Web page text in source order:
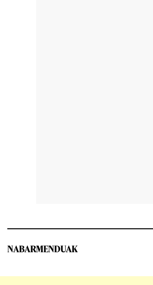
NABARMENDUAK